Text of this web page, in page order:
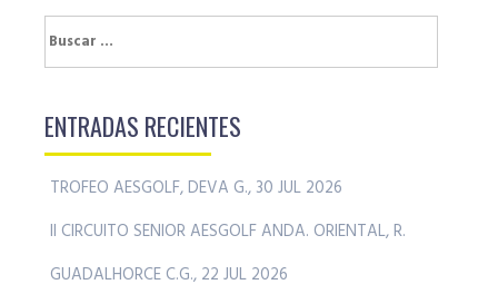
Buscar:
ENTRADAS RECIENTES
TROFEO AESGOLF, DEVA G., 30 JUL 2026
II CIRCUITO SENIOR AESGOLF ANDA. ORIENTAL, R.
GUADALHORCE C.G., 22 JUL 2026